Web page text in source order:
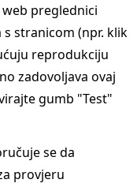
preglednici
stranicom (npr. klik
reprodukciju
zadovoljava ovaj
gumb "Test"
se da
provjeru